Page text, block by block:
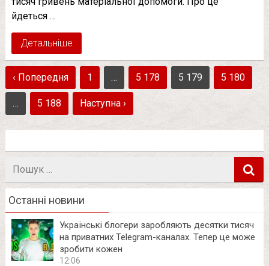
йдеться …
Детальніше
‹ Попередня 1 … 5 178 5 179 5 180
… 5 188 Наступна ›
Останні новини
Українські блогери заробляють десятки тисяч
на приватних Telegram-каналах. Тепер це може
зробити кожен
12:06